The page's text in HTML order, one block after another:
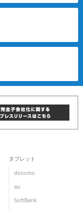
タブレット
docomo
au
SoftBank